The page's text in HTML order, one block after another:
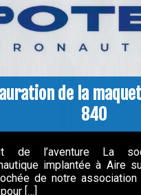
de la
840
de l’aventure La
implantée à Aire
de notre
[…]